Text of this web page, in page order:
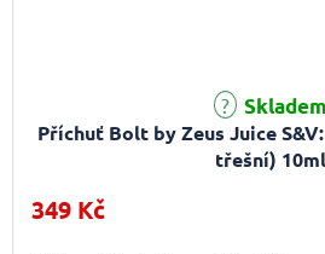
Příchuť Bolt by Zeus Juice
třešní) 10ml
Skladem
349 Kč